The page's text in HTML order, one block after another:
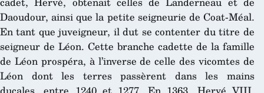
Daoudour, ainsi que la petite seigneurie de Coat-Méal.
En tant que juveigneur, il dut se contenter du titre de
seigneur de Léon. Cette branche cadette de la famille
de Léon prospéra, à l’inverse de celle des vicomtes de
Léon dont les terres passèrent dans les mains